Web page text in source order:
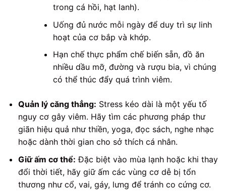
trong cá hồi, hạt lanh).
Uống đủ nước mỗi ngày để duy trì sự linh
hoạt của cơ bắp và khớp.
Hạn chế thực phẩm chế biến sẵn, đồ ăn
nhiều dầu mỡ, đường và rượu bia, vì chúng
có thể thúc đẩy quá trình viêm.
Quản lý căng thẳng: Stress kéo dài là một yếu tố
nguy cơ gây viêm. Hãy tìm các phương pháp thư
giãn hiệu quả như thiền, yoga, đọc sách, nghe nhạc
hoặc dành thời gian cho sở thích cá nhân.
Giữ ấm cơ thể: Đặc biệt vào mùa lạnh hoặc khi thay
đổi thời tiết, hãy giữ ấm các vùng cơ dễ bị tổn
thương như cổ, vai, gáy, lưng để tránh co cứng cơ.